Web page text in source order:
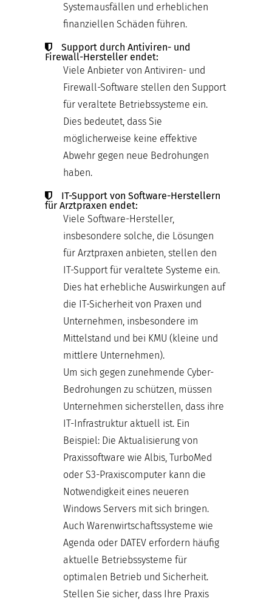
Systemausfällen und erheblichen
finanziellen Schäden führen.
Support durch Antiviren- und
Firewall-Hersteller endet:
Viele Anbieter von Antiviren- und
Firewall-Software stellen den Support
für veraltete Betriebssysteme ein.
Dies bedeutet, dass Sie
möglicherweise keine effektive
Abwehr gegen neue Bedrohungen
haben.
IT-Support von Software-Herstellern
für Arztpraxen endet:
Viele Software-Hersteller,
insbesondere solche, die Lösungen
für Arztpraxen anbieten, stellen den
IT-Support für veraltete Systeme ein.
Dies hat erhebliche Auswirkungen auf
die IT-Sicherheit von Praxen und
Unternehmen, insbesondere im
Mittelstand und bei KMU (kleine und
mittlere Unternehmen).
Um sich gegen zunehmende Cyber-
Bedrohungen zu schützen, müssen
Unternehmen sicherstellen, dass ihre
IT-Infrastruktur aktuell ist. Ein
Beispiel: Die Aktualisierung von
Praxissoftware wie Albis, TurboMed
oder S3-Praxiscomputer kann die
Notwendigkeit eines neueren
Windows Servers mit sich bringen.
Auch Warenwirtschaftssysteme wie
Agenda oder DATEV erfordern häufig
aktuelle Betriebssysteme für
optimalen Betrieb und Sicherheit.
Stellen Sie sicher, dass Ihre Praxis